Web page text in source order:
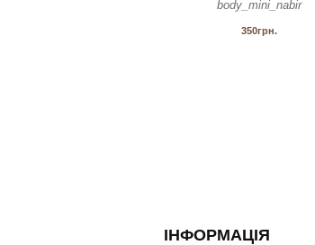
body_mini_nabir
350грн.
ІНФОРМАЦІЯ